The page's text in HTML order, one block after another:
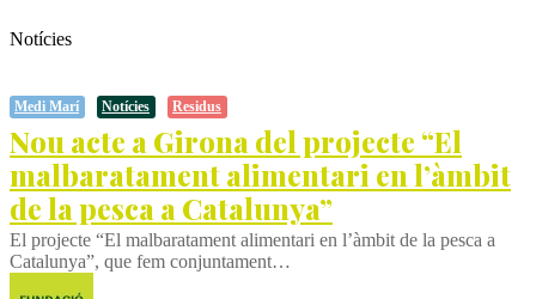
Notícies
Medi Marí Notícies Residus
Nou acte a Girona del projecte “El
malbaratament alimentari en l’àmbit
de la pesca a Catalunya”
El projecte “El malbaratament alimentari en l’àmbit de la pesca a
Catalunya”, que fem conjuntament…